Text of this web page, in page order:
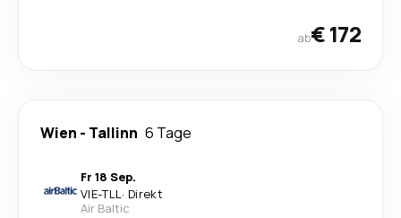
ab€ 172
Wien - Tallinn 6 Tage
Fr 18 Sep.
VIE-TLL· Direkt
Air Baltic